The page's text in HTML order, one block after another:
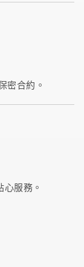
密合約。
服務。